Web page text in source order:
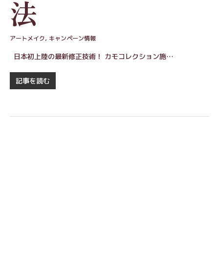
法
アートメイク, キャンペーン情報
日本初上陸の最新修正技術！ カモコレクション施…
記事を読む